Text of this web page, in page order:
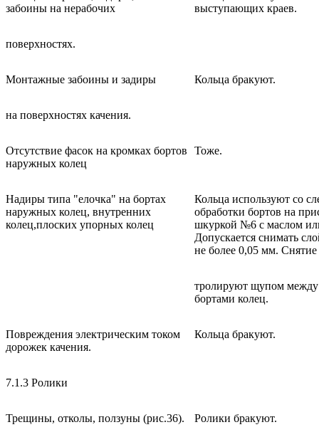
забоины на нерабочих
выступающих краев.
поверхностях.
Монтажные забоины и задиры Кольца бракуют.
на поверхностях качения.
Отсутствие фасок на кромках бортов
наружных колец
Тоже.
Надиры типа "елочка" на бортах
наружных колец, внутренних
колец,плоских упорных колец
Кольца используют со
обработки бортов на
шкуркой №6 с маслом
Допускается снимать
не более 0,05 мм. Снятие
тролируют щупом между
бортами колец.
Повреждения электрическим током
дорожек качения.
Кольца бракуют.
7.1.3 Ролики
Трещины, отколы, ползуны (рис.36). Ролики бракуют.